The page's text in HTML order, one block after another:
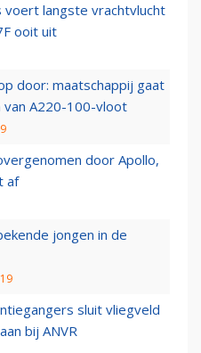
voert langste vrachtvlucht
ooit uit
door: maatschappij gaat
van A220-100-vloot
door Apollo,
af
jongen in de
sluit vliegveld
bij ANVR